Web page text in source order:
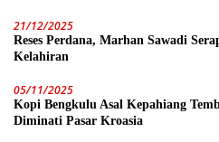
21/12/2025
Reses Perdana, Marhan Sawadi
Kelahiran
05/11/2025
Kopi Bengkulu Asal Kepahiang
Diminati Pasar Kroasia